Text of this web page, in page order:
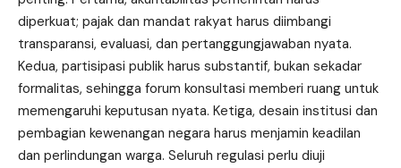
diperkuat; pajak dan mandat rakyat harus diimbangi
transparansi, evaluasi, dan pertanggungjawaban nyata.
Kedua, partisipasi publik harus substantif, bukan sekadar
formalitas, sehingga forum konsultasi memberi ruang untuk
memengaruhi keputusan nyata. Ketiga, desain institusi dan
pembagian kewenangan negara harus menjamin keadilan
dan perlindungan warga. Seluruh regulasi perlu diuji